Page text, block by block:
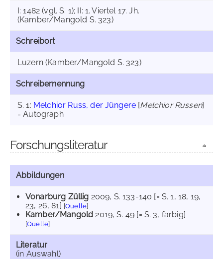
I: 1482 (vgl. S. 1); II: 1. Viertel 17. Jh.
(Kamber/Mangold S. 323)
Schreibort
Luzern (Kamber/Mangold S. 323)
Schreibernennung
S. 1: Melchior Russ, der Jüngere [Melchior Russen]
= Autograph
Forschungsliteratur
Abbildungen
Vonarburg Züllig 2009, S. 133-140 [= S. 1, 18, 19,
23, 26, 81] [Quelle]
Kamber/Mangold 2019, S. 49 [= S. 3, farbig]
[Quelle]
Literatur
(in Auswahl)